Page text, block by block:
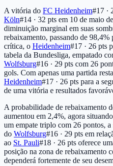
A vitória do FC Heidenheim#17 ·
Köln#14 · 32 pts em 10 de maio
diminuição marginal em suas
rebaixamento, passando de
crítica, o Heidenheim#17 · 26 pts
tabela da Bundesliga, empatado
Wolfsburg#16 · 29 pts com 26
gols. Com apenas uma partida
Heidenheim#17 · 26 pts para a
de uma vitória e resultados
A probabilidade de rebaixamento
aumentou em 2,4%, agora
um empate triplo com 26 pontos,
do Wolfsburg#16 · 29 pts em
ao St. Pauli#18 · 26 pts oferece
posição na zona de rebaixamento
dependerá fortemente de seu